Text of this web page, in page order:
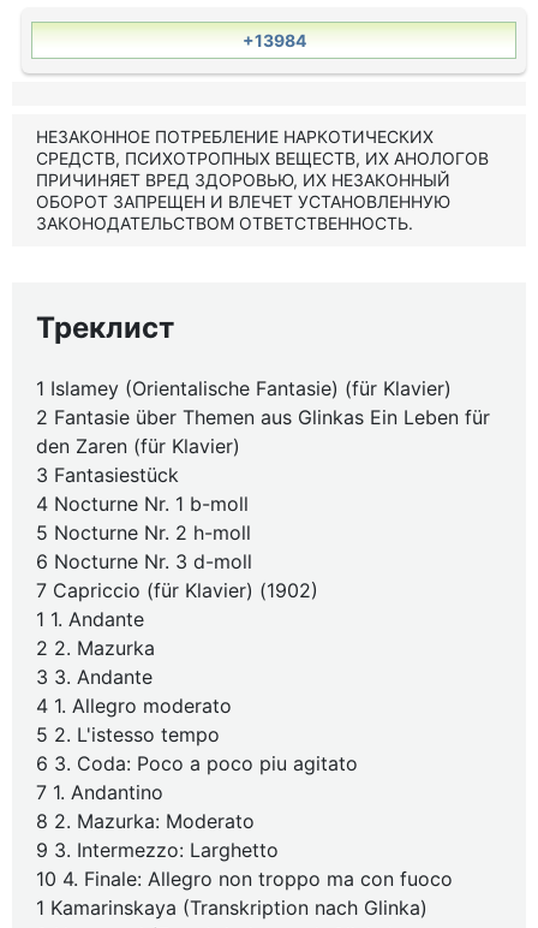
+13984
НЕЗАКОННОЕ ПОТРЕБЛЕНИЕ НАРКОТИЧЕСКИХ
СРЕДСТВ, ПСИХОТРОПНЫХ ВЕЩЕСТВ, ИХ АНОЛОГОВ
ПРИЧИНЯЕТ ВРЕД ЗДОРОВЬЮ, ИХ НЕЗАКОННЫЙ
ОБОРОТ ЗАПРЕЩЕН И ВЛЕЧЕТ УСТАНОВЛЕННУЮ
ЗАКОНОДАТЕЛЬСТВОМ ОТВЕТСТВЕННОСТЬ.
Треклист
1 Islamey (Orientalische Fantasie) (für Klavier)
2 Fantasie über Themen aus Glinkas Ein Leben für
den Zaren (für Klavier)
3 Fantasiestück
4 Nocturne Nr. 1 b-moll
5 Nocturne Nr. 2 h-moll
6 Nocturne Nr. 3 d-moll
7 Capriccio (für Klavier) (1902)
1 1. Andante
2 2. Mazurka
3 3. Andante
4 1. Allegro moderato
5 2. L'istesso tempo
6 3. Coda: Poco a poco piu agitato
7 1. Andantino
8 2. Mazurka: Moderato
9 3. Intermezzo: Larghetto
10 4. Finale: Allegro non troppo ma con fuoco
1 Kamarinskaya (Transkription nach Glinka)